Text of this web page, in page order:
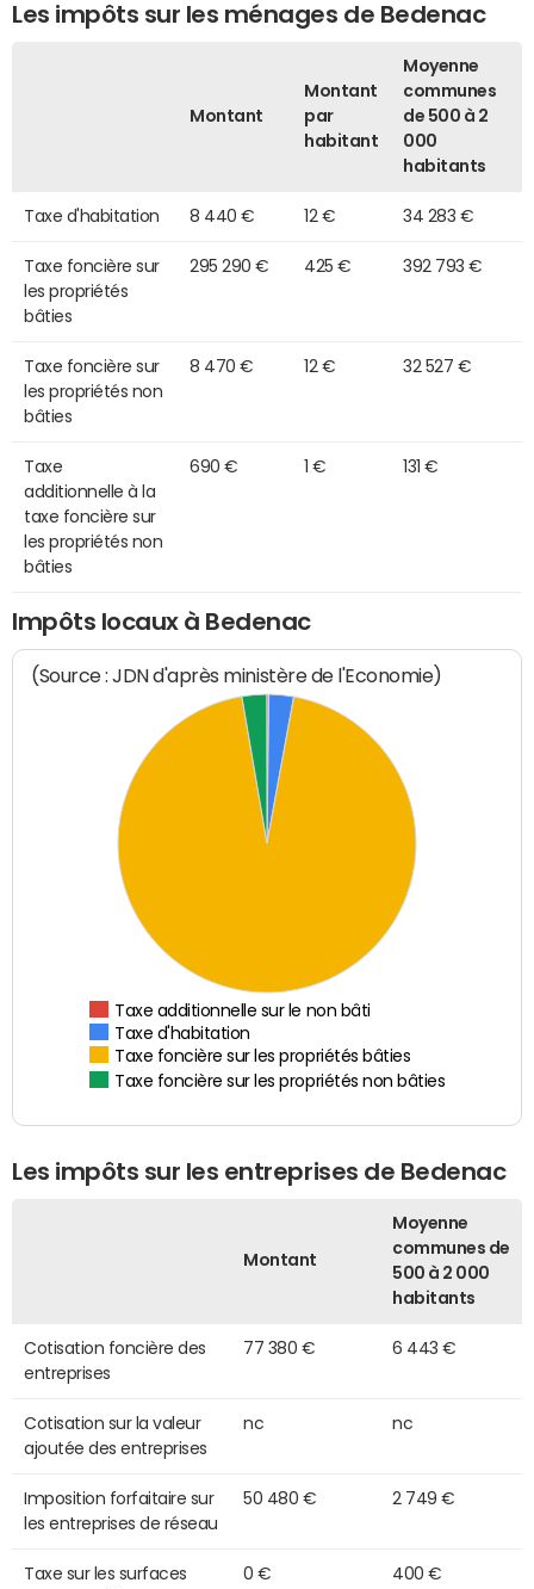
Les impôts sur les ménages de Bedenac
Montant
Montant
par
habitant
Moyenne
communes
de 500 à 2
000
habitants
Taxe d'habitation 8 440 € 12 € 34 283 €
Taxe foncière sur
les propriétés
bâties
295 290 € 425 € 392 793 €
Taxe foncière sur
les propriétés non
bâties
8 470 € 12 € 32 527 €
Taxe
additionnelle à la
taxe foncière sur
les propriétés non
bâties
690 € 1 € 131 €
Impôts locaux à Bedenac
(Source : JDN d'après ministère de l'Economie)
Taxe additionnelle sur le non bâti
Taxe d'habitation
Taxe foncière sur les propriétés bâties
Taxe foncière sur les propriétés non bâties
Les impôts sur les entreprises de Bedenac
Montant
Moyenne
communes de
500 à 2 000
habitants
Cotisation foncière des
entreprises
77 380 € 6 443 €
Cotisation sur la valeur
ajoutée des entreprises
nc nc
Imposition forfaitaire sur
les entreprises de réseau
50 480 € 2 749 €
Taxe sur les surfaces
0 € 400 €